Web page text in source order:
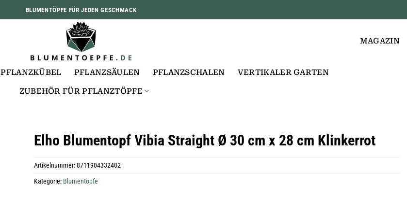
BLUMENTÖPFE FÜR JEDEN GESCHMACK
MAGAZIN
PFLANZKÜBEL PFLANZSÄULEN PFLANZSCHALEN VERTIKALER GARTEN
ZUBEHÖR FÜR PFLANZTÖPFE
Elho Blumentopf Vibia Straight Ø 30 cm x 28 cm Klinkerrot
Artikelnummer:8711904332402
Kategorie: Blumentöpfe